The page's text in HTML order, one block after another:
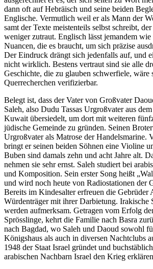
dann oft auf Hebräisch und seine beiden
Englische. Vermutlich weil er als Mann der
samt der Texte meistenteils selbst schreibt,
weniger zutraut. Englisch lässt jemandem
Nuancen, die es braucht, um sich präzise
Der Eindruck drängt sich jedenfalls auf, und
nicht wirklich. Bestens vertraut sind sie alle
Geschichte, die zu glauben schwerfiele, wäre
Querrecherchen verifizierbar.
Belegt ist, dass der Vater von Großvater
Saleh, also Dudu Tassas Urgroßvater aus
Kuwait übersiedelt, um dort mit weiteren
jüdische Gemeinde zu gründen. Seinen
Urgroßvater als Matrose der Handelsmarine.
bringt er seinen beiden Söhnen eine Violine
Buben sind damals zehn und acht Jahre alt.
nehmen sie sehr ernst. Saleh studiert bei
und Komposition. Sein erster Song heißt
und wird noch heute von Radiostationen der
Bereits im Kindesalter erfreuen die
Würdenträger mit ihrer Darbietung. Irakische
werden aufmerksam. Getragen vom Erfolg
Sprösslinge, kehrt die Familie nach Basra
nach Bagdad, wo Saleh und Daoud sowohl
Königshaus als auch in diversen Nachtclubs
1948 der Staat Israel gründet und
arabischen Nachbarn Israel den Krieg